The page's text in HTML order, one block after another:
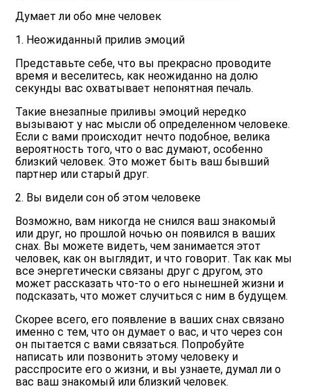
Думает ли обо мне человек
1. Неожиданный прилив эмоций
Представьте себе, что вы прекрасно проводите
время и веселитесь, как неожиданно на долю
секунды вас охватывает непонятная печаль.
Такие внезапные приливы эмоций нередко
вызывают у нас мысли об определенном человеке.
Если с вами происходит нечто подобное, велика
вероятность того, что о вас думают, особенно
близкий человек. Это может быть ваш бывший
партнер или старый друг.
2. Вы видели сон об этом человеке
Возможно, вам никогда не снился ваш знакомый
или друг, но прошлой ночью он появился в ваших
снах. Вы можете видеть, чем занимается этот
человек, как он выглядит, и что говорит. Так как мы
все энергетически связаны друг с другом, это
может рассказать что-то о его нынешней жизни и
подсказать, что может случиться с ним в будущем.
Скорее всего, его появление в ваших снах связано
именно с тем, что он думает о вас, и что через сон
он пытается с вами связаться. Попробуйте
написать или позвонить этому человеку и
расспросите его о жизни, и вы узнаете, думал ли о
вас ваш знакомый или близкий человек.